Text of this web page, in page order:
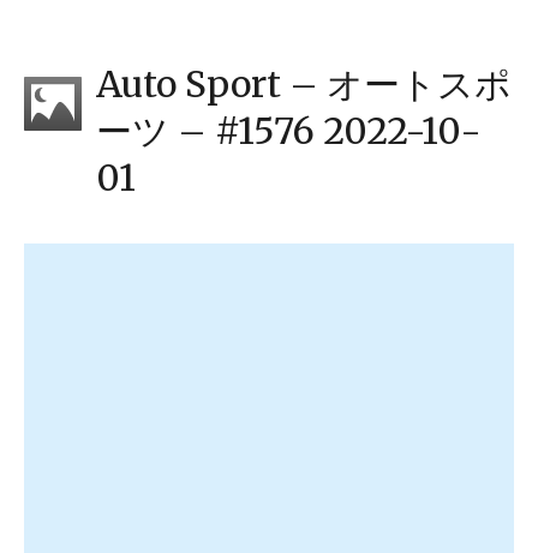
Auto Sport – オートスポ
ーツ – #1576 2022-10-
01